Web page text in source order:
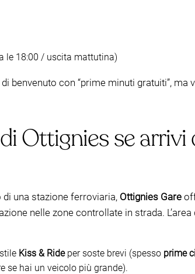
le 18:00 / uscita mattutina)
benvenuto con “prime minuti gratuiti”,
Ottignies se arrivi
una stazione ferroviaria, Ottignies Gare
nelle zone controllate in strada. L’area
Kiss & Rideper soste brevi (spesso prime
se hai un veicolo più grande).